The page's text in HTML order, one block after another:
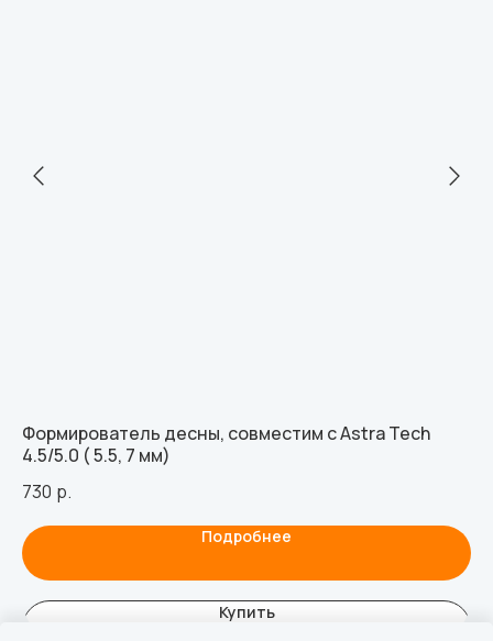
Формирователь десны, совместим с Astra Tech
4.5/5.0 ( 5.5, 7 мм)
730 р.
Подробнее
Купить